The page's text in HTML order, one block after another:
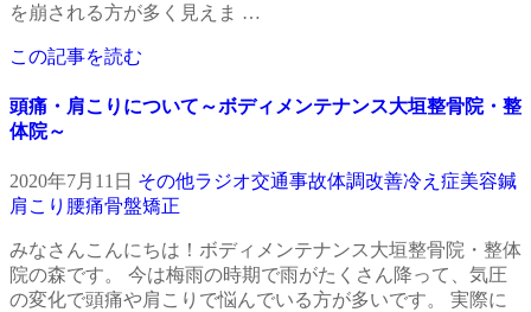
を崩される方が多く見えま …
この記事を読む
頭痛・肩こりについて～ボディメンテナンス大垣整骨院・整
体院～
2020年7月11日 その他ラジオ交通事故体調改善冷え症美容鍼
肩こり 腰痛骨盤矯正
みなさんこんにちは！ボディメンテナンス大垣整骨院・整体
院の森です。 今は梅雨の時期で雨がたくさん降って、気圧
の変化で頭痛や肩こりで悩んでいる方が多いです。 実際に